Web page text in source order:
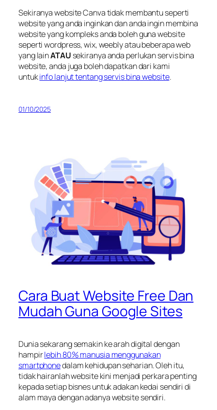
Sekiranya website Canva tidak membantu seperti
website yang anda inginkan dan anda ingin membina
website yang kompleks anda boleh guna website
seperti wordpress, wix, weebly atau beberapa web
yang lainATAU sekiranya anda perlukan servis bina
website, anda juga boleh dapatkan dari kami
untukinfo lanjut tentang servis bina website.
01/10/2025
Cara Buat Website Free Dan
Mudah Guna Google Sites
Dunia sekarang semakin ke arah digital dengan
hampirlebih 80% manusia menggunakan
smartphonedalam kehidupan seharian. Oleh itu,
tidak hairanlah website kini menjadi perkara penting
kepada setiap bisnes untuk adakan kedai sendiri di
alam maya dengan adanya website sendiri.